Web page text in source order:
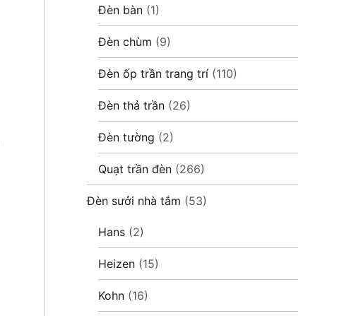
Đèn bàn (1)
Đèn chùm (9)
Đèn ốp trần trang trí (110)
Đèn thả trần (26)
Đèn tường (2)
Quạt trần đèn (266)
Đèn sưởi nhà tắm (53)
Hans (2)
Heizen (15)
Kohn (16)